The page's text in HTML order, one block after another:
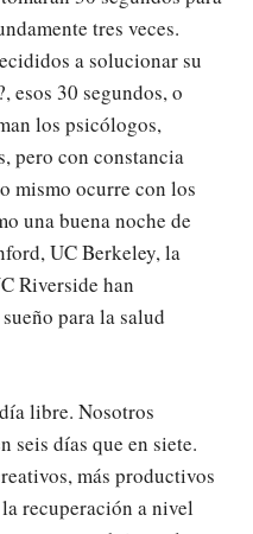
tres veces.
a solucionar su
esos 30 segundos, o
los psicólogos,
pero con constancia
mismo ocurre con los
una buena noche de
UC Berkeley, la
Riverside han
para la salud
libre. Nosotros
seis días que en siete.
más productivos
recuperación a nivel